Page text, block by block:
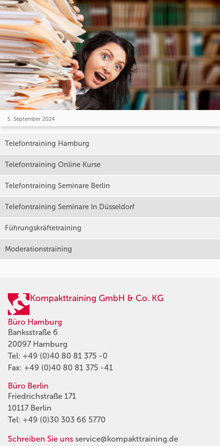
5. September 2024
Telefontraining Hamburg
Telefontraining Online Kurse
Telefontraining Seminare Berlin
Telefontraining Seminare In Düsseldorf
Führungskräftetraining
Moderationstraining
Kompakttraining GmbH & Co. KG
Büro Hamburg
Banksstraße 6
20097 Hamburg
Tel: +49 (0)40 80 81 375 -0
Fax: +49 (0)40 80 81 375 -41
Büro Berlin
Friedrichstraße 171
10117 Berlin
Tel: +49 (0)30 303 66 5770
Schreiben Sie uns service@kompakttraining.de